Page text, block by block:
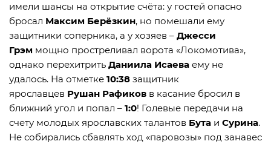
имели шансы на открытие счёта: у гостей опасно
бросал Максим Берёзкин, но помешали ему
защитники соперника, а у хозяев – Джесси
Грэм мощно простреливал ворота «Локомотива»,
однако перехитрить Даниила Исаева ему не
удалось. На отметке 10:38 защитник
ярославцев Рушан Рафиков в касание бросил в
ближний угол и попал – 1:0! Голевые передачи на
счету молодых ярославских талантов Бута и Сурина.
Не собирались сбавлять ход «паровозы» под занавес